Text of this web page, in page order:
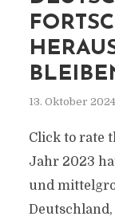
LEIBEN
13. Oktober 2024
Click to rate
Jahr 2023
und